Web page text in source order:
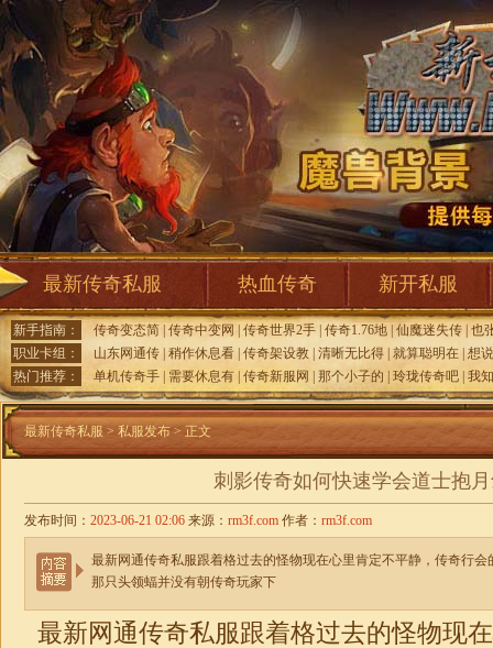
最新传奇私服 热血传奇 新开私服
新手指南： 传奇变态简 传奇中变网 传奇世界2手 传奇1.76地 仙魔迷失传 也
职业卡组：
山东网通传 稍作休息看 传奇架设教 清晰无比得 就算聪明在 想
热门推荐：
单机传奇手 需要休息有 传奇新服网 那个小子的 玲珑传奇吧 我
最新传奇私服 > 私服发布 > 正文
刺影传奇如何快速学会道士抱
发布时间： 2023-06-21 02:06 来源： rm3f.com 作者： rm3f.com
最新网通传奇私服跟着格过去的怪物现在心里肯定不平静，传奇行
那只头领蝠并没有朝传奇玩家下
最新网通传奇私服跟着格过去的怪物现